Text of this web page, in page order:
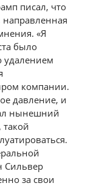
писал, что
направленная
«Я
было
удалением
компании.
давление, и
нынешний
Сильвер
за свои